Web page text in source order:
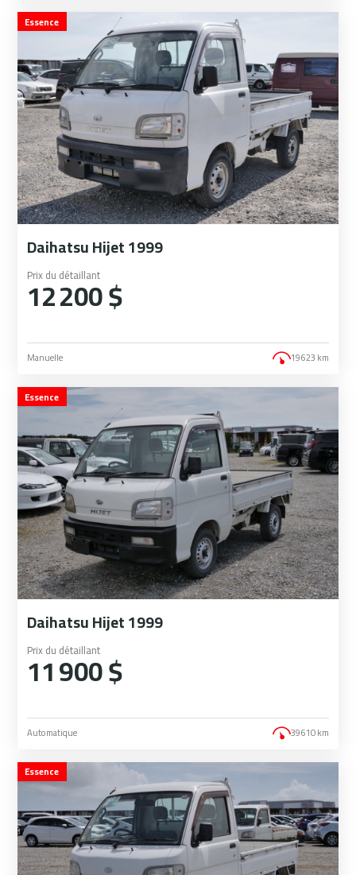
Essence
Daihatsu Hijet 1999
Prix du détaillant
12 200 $
Manuelle 19 623 km
Essence
Daihatsu Hijet 1999
Prix du détaillant
11 900 $
Automatique 39 610 km
Essence